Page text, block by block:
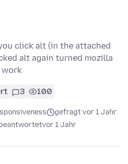
click alt (in the attached
alt again turned mozilla
work
3 100
gefragt vor 1 Jahr
vor 1 Jahr